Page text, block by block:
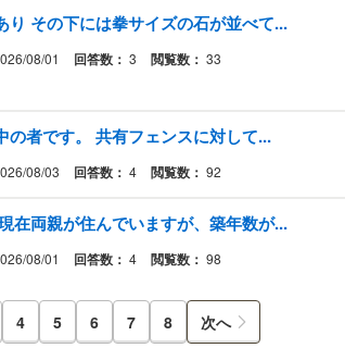
その下には拳サイズの石が並べて...
08/01 回答数： 3 閲覧数： 33
者です。 共有フェンスに対して...
08/03 回答数： 4 閲覧数： 92
在両親が住んでいますが、築年数が...
08/01 回答数： 4 閲覧数： 98
4 5 6 7 8 次へ